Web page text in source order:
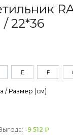
22*36
E F
/ Размер (см)
-9 512 ₽